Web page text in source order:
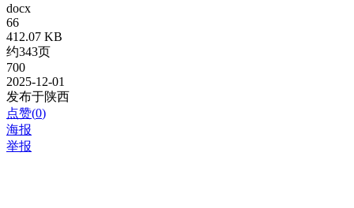
docx
66
412.07 KB
约343页
700
2025-12-01
发布于陕西
点赞(0)
海报
举报